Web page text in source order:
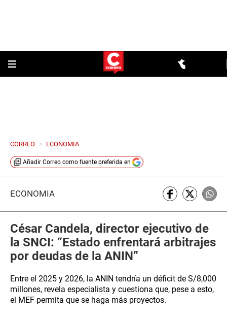
CORREO > ECONOMIA
Añadir Correo como fuente preferida en
ECONOMÍA
César Candela, director ejecutivo de
la SNCI: “Estado enfrentará arbitrajes
por deudas de la ANIN”
Entre el 2025 y 2026, la ANIN tendría un déficit de S/8,000
millones, revela especialista y cuestiona que, pese a esto,
el MEF permita que se haga más proyectos.